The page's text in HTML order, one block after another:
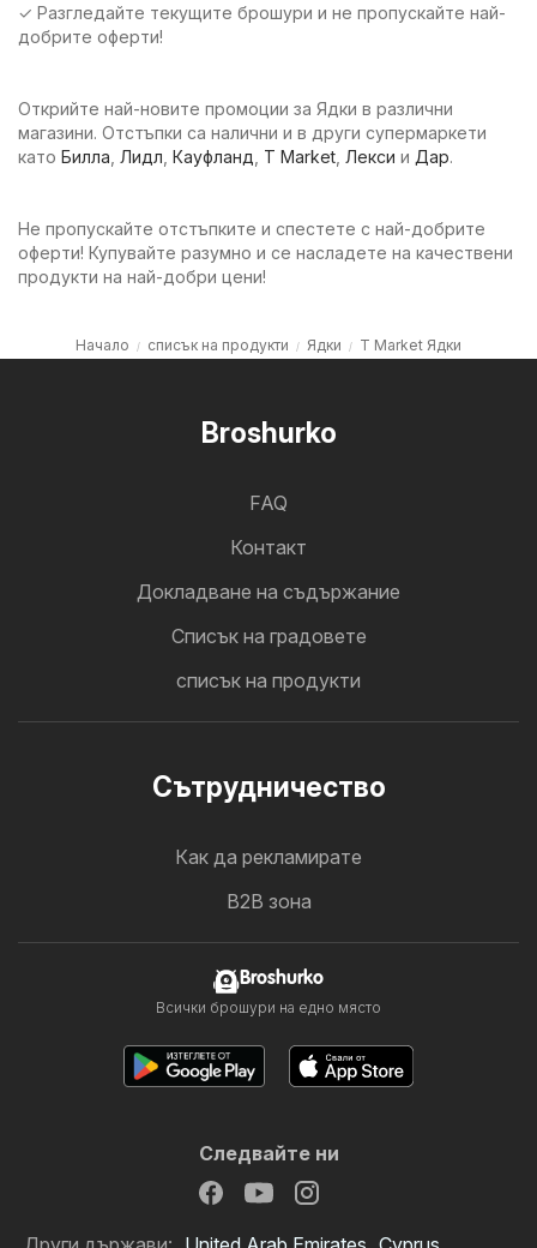
✓ Разгледайте текущите брошури и не пропускайте най-
добрите оферти!
Открийте най-новите промоции за Ядки в различни
магазини. Отстъпки са налични и в други супермаркети
като Билла Лидл Кауфланд T Market Лекси и Дар.
Не пропускайте отстъпките и спестете с най-добрите
оферти! Купувайте разумно и се насладете на качествени
продукти на най-добри цени!
Начало списък на продукти Ядки T Market Ядки
Broshurko
FAQ
Контакт
Докладване на съдържание
Cписък на градовете
списък на продукти
Cътрудничество
Как да рекламирате
B2B зона
Broshurko
Всички брошури на едно място
Следвайте ни